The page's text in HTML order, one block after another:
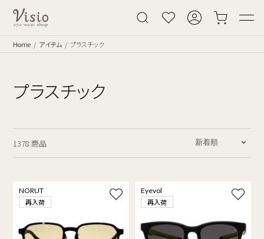
Home アイテム プラスチック
プラスチック
1378 商品
NORUT
再入荷
Eyevol
再入荷